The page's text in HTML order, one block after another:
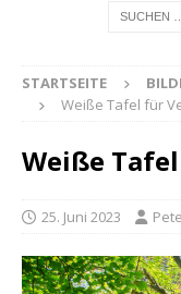
STARTSEITE
Weiße Tafel für
Weiße
25. Juni 2023